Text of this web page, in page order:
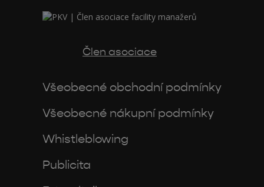
Člen asociace
Všeobecné obchodní podmínky
Všeobecné nákupní podmínky
Whistleblowing
Publicita